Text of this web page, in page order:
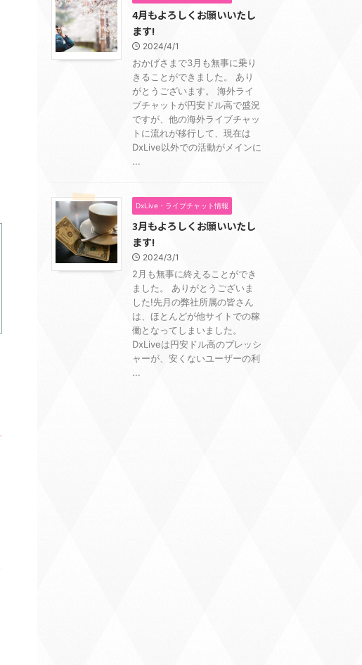
4月もよろしくお願いいたし
ます!
2024/4/1
おかげさまで3月も無事に乗り
きることができました。 あり
がとうございます。 海外ライ
ブチャットが円安ドル高で盛況
ですが、他の海外ライブチャッ
トに流れが移行して、現在は
DxLive以外での活動がメインに
...
DxLive・ライブチャット情報
3月もよろしくお願いいたし
ます!
2024/3/1
2月も無事に終えることができ
ました。 ありがとうございま
した!先月の弊社所属の皆さん
は、ほとんどが他サイトでの稼
働となってしまいました。
DxLiveは円安ドル高のプレッシ
ャーが、安くないユーザーの利
...